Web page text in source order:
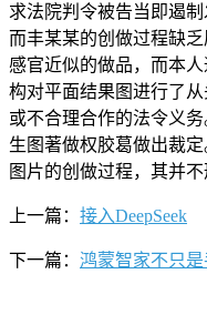
求法院判令被告当即遏
而丰某某的创做过程缺
感官近似的做品，而本
构对平面结果图进行了
或不合理合作的法令义
生图著做权胶葛做出裁
图片的创做过程，其并不
上一篇： 接入DeepSeek
下一篇： 鸿蒙智家不只